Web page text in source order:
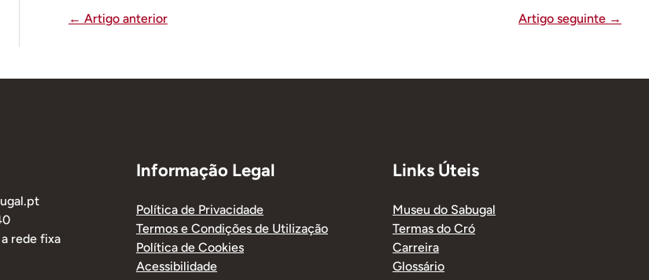
← Artigo anterior Artigo seguinte →
rede fixa
Informação Legal
Política de Privacidade
Termos e Condições de Utilização
Política de Cookies
Acessibilidade
Links Úteis
Museu do Sabugal
Termas do Cró
Carreira
Glossário